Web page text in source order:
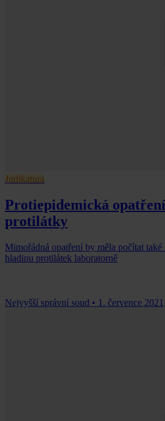
Judikatura
Protiepidemická
protilátky
Mimořádná opatření by měla počítat také
hladinu protilátek laboratorně
Nejvyšší správní soud • 1. července